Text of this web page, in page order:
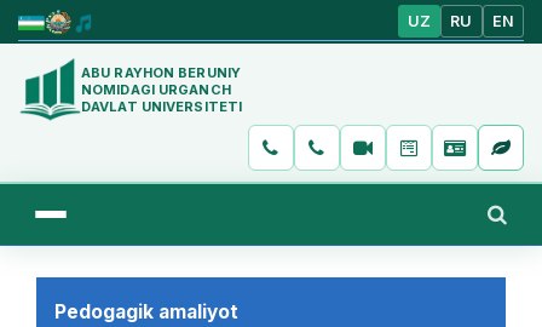
UZ RU EN
ABU RAYHON BERUNIY
NOMIDAGI URGANCH
DAVLAT UNIVERSITETI
Pedogagik amaliyot